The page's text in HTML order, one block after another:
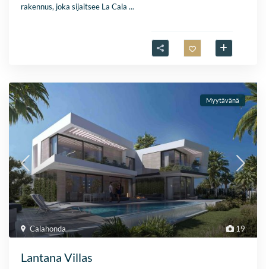
rakennus, joka sijaitsee La Cala...
19
Calahonda
Myytävänä
Lantana Villas